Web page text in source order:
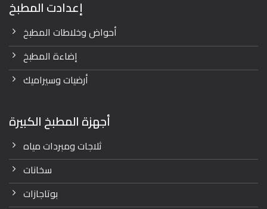
إعدادت المطبخ
أحواض وخلاطات المطبخ
إضاءة المطبخ
أرضيات وسيراميك
أجهزة المطبخ الكبيرة
ثلاجات ومبردات مياه
سخانات
بوتاجازات